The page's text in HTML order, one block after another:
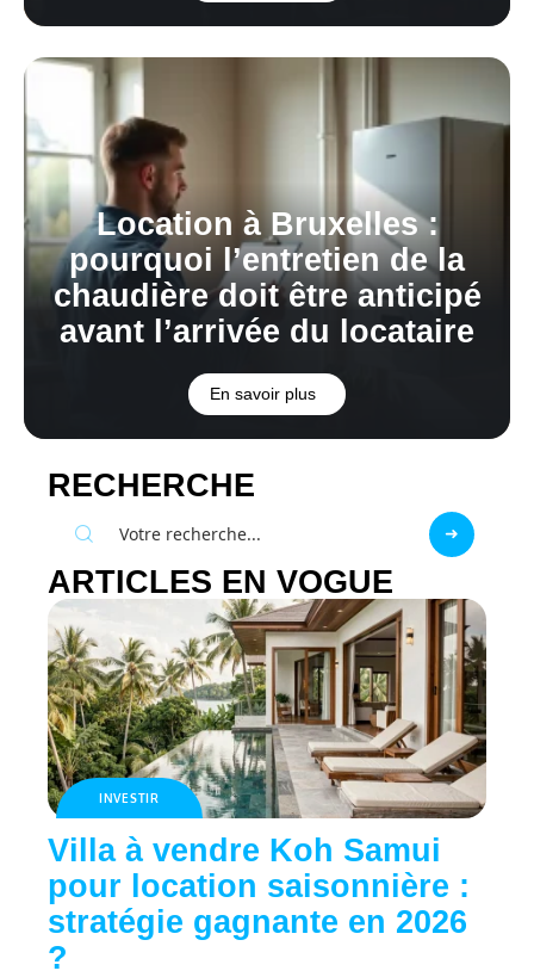
Location à Bruxelles :
pourquoi l’entretien de la
chaudière doit être anticipé
avant l’arrivée du locataire
En savoir plus
RECHERCHE
ARTICLES EN VOGUE
INVESTIR
Villa à vendre Koh Samui
pour location saisonnière :
stratégie gagnante en 2026
?